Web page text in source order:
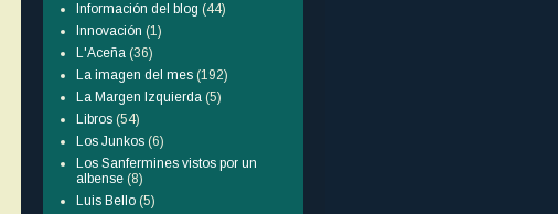
Información del blog (44)
Innovación (1)
L'Aceña (36)
La imagen del mes (192)
La Margen Izquierda (5)
Libros (54)
Los Junkos (6)
Los Sanfermines vistos por un
albense (8)
Luis Bello (5)